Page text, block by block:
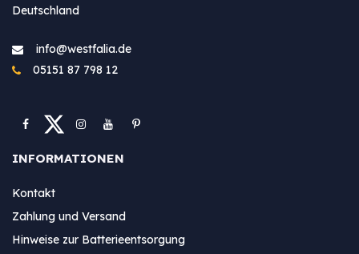
Deutschland
info@westfa​lia.de
05151 87 798 12
INFORMATIONEN
Kontakt
Zahlung und Versand
Hinweise zur Batterieentsorgung